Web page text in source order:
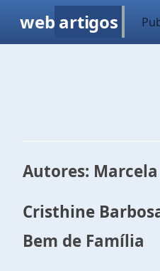
web artigos
Autores:
Cristhine
Bem de Família